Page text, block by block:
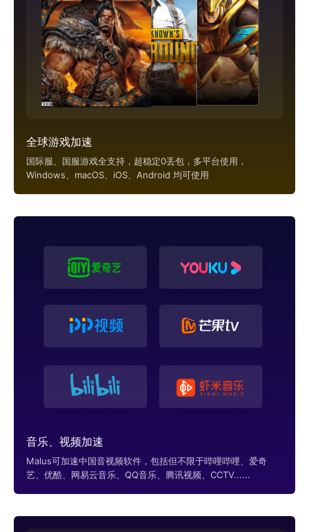
全球游戏加速
国际服、国服游戏全支持，超稳定0丢包，多平台使用，
Windows、macOS、iOS、Android 均可使用
音乐、视频加速
Malus可加速中国音视频软件，包括但不限于哔哩哔哩、爱奇
艺、优酷、网易云音乐、QQ音乐、腾讯视频、CCTV......